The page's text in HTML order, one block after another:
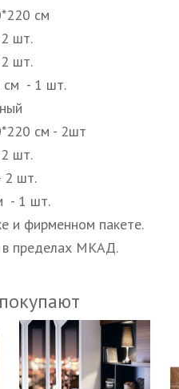
см
шт.
шт.
см - 1 шт.
см - 2шт
шт.
2 шт.
- 1 шт.
и фирменном пакете.
в пределах МКАД.